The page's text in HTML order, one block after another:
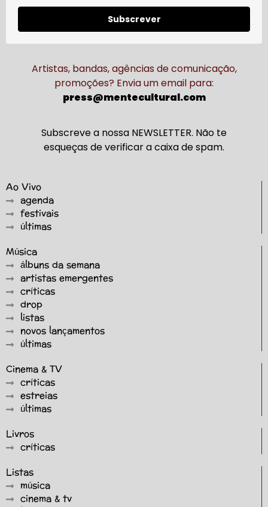
Subscrever
Artistas, bandas, agências de comunicação,
promoções? Envia um email para:
press@mentecultural.com
Subscreve a nossa NEWSLETTER. Não te
esqueças de verificar a caixa de spam.
Ao Vivo
agenda
festivais
últimas
Música
álbuns da semana
artistas emergentes
críticas
drop
listas
novos lançamentos
últimas
Cinema & TV
críticas
estreias
últimas
Livros
críticas
Listas
música
cinema & tv